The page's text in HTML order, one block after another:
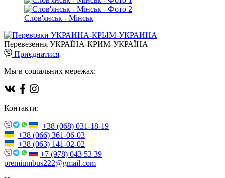
Слов'янськ - Мінськ
Перевезення УКРАЇНА-КРИМ-УКРАЇНА
Приєднатися
Мы в соціальних мережах:
Контакти:
+38 (068) 031-18-19
+38 (066) 361-06-03
+38 (063) 141-02-02
+7 (978) 043 53 39
premiumbus222@gmail.com